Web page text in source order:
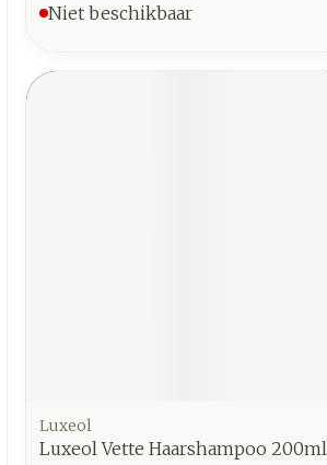
Niet beschikbaar
Luxeol
Luxeol Vette Haarshampoo 200ml